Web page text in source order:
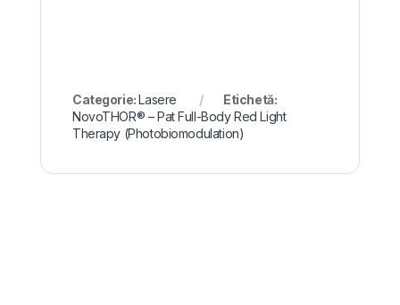
Categorie:Lasere
Etichetă:
NovoTHOR® – Pat Full-Body Red Light
Therapy (Photobiomodulation)